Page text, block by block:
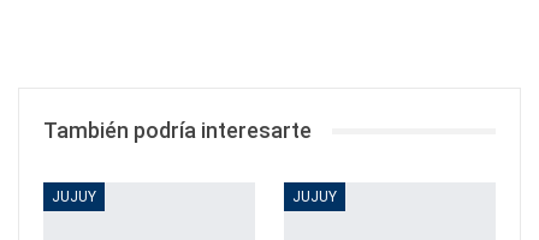
También podría interesarte
JUJUY JUJUY